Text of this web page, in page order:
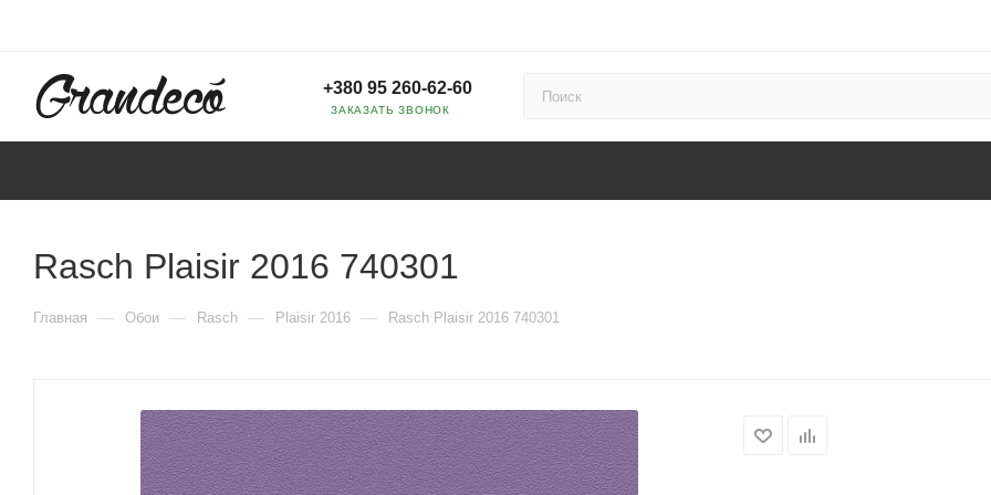
+380 95 260-62-60
ЗАКАЗАТЬ ЗВОНОК
Rasch Plaisir 2016 740301
Главная — Обои — Rasch — Plaisir 2016 — Rasch Plaisir 2016 740301